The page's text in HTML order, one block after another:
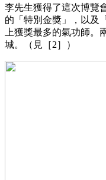
李先生獲得了這次博覽
的「特別金獎」，以及
上獲獎最多的氣功師
城。（見［2］）